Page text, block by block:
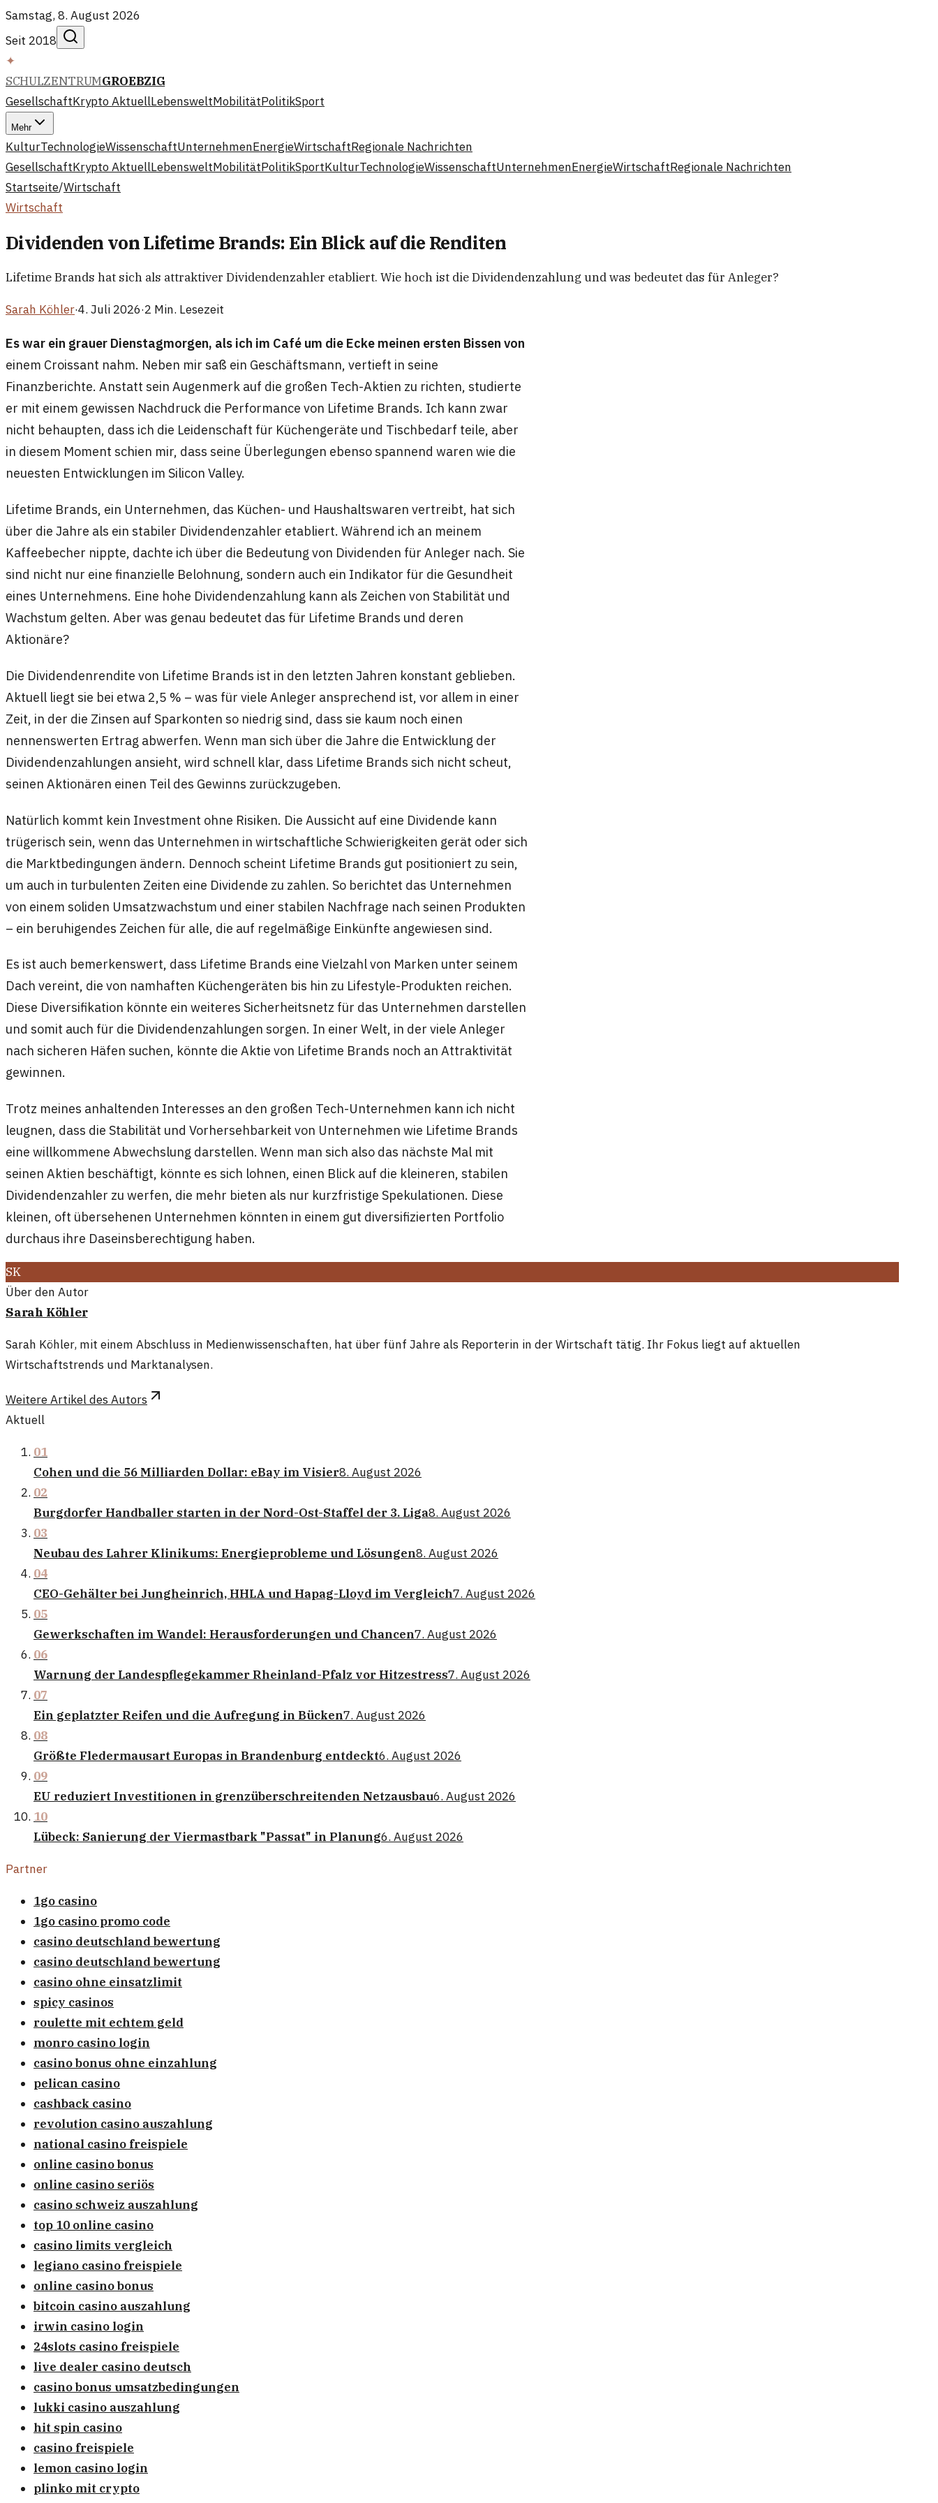
Samstag, 8. August 2026
Seit 2018
✦
SCHULZENTRUMGROEBZIG
GesellschaftKrypto AktuellLebensweltMobilitätPolitikSport
Mehr
KulturTechnologieWissenschaftUnternehmenEnergieWirtschaftRegionale Nachrichten
GesellschaftKrypto AktuellLebensweltMobilitätPolitikSportKulturTechnologieWissenschaftUnternehmenEnergieWirtschaftRegionale Nachrichten
Startseite/Wirtschaft
Wirtschaft
Dividenden von Lifetime Brands: Ein Blick auf die Renditen
Lifetime Brands hat sich als attraktiver Dividendenzahler etabliert. Wie hoch ist die Dividendenzahlung und was bedeutet das für Anleger?
Sarah Köhler·4. Juli 2026·2 Min. Lesezeit
Es war ein grauer Dienstagmorgen, als ich im Café um die Ecke meinen ersten Bissen von
einem Croissant nahm. Neben mir saß ein Geschäftsmann, vertieft in seine
Finanzberichte. Anstatt sein Augenmerk auf die großen Tech-Aktien zu richten, studierte
er mit einem gewissen Nachdruck die Performance von Lifetime Brands. Ich kann zwar
nicht behaupten, dass ich die Leidenschaft für Küchengeräte und Tischbedarf teile, aber
in diesem Moment schien mir, dass seine Überlegungen ebenso spannend waren wie die
neuesten Entwicklungen im Silicon Valley.
Lifetime Brands, ein Unternehmen, das Küchen- und Haushaltswaren vertreibt, hat sich
über die Jahre als ein stabiler Dividendenzahler etabliert. Während ich an meinem
Kaffeebecher nippte, dachte ich über die Bedeutung von Dividenden für Anleger nach. Sie
sind nicht nur eine finanzielle Belohnung, sondern auch ein Indikator für die Gesundheit
eines Unternehmens. Eine hohe Dividendenzahlung kann als Zeichen von Stabilität und
Wachstum gelten. Aber was genau bedeutet das für Lifetime Brands und deren
Aktionäre?
Die Dividendenrendite von Lifetime Brands ist in den letzten Jahren konstant geblieben.
Aktuell liegt sie bei etwa 2,5 % – was für viele Anleger ansprechend ist, vor allem in einer
Zeit, in der die Zinsen auf Sparkonten so niedrig sind, dass sie kaum noch einen
nennenswerten Ertrag abwerfen. Wenn man sich über die Jahre die Entwicklung der
Dividendenzahlungen ansieht, wird schnell klar, dass Lifetime Brands sich nicht scheut,
seinen Aktionären einen Teil des Gewinns zurückzugeben.
Natürlich kommt kein Investment ohne Risiken. Die Aussicht auf eine Dividende kann
trügerisch sein, wenn das Unternehmen in wirtschaftliche Schwierigkeiten gerät oder sich
die Marktbedingungen ändern. Dennoch scheint Lifetime Brands gut positioniert zu sein,
um auch in turbulenten Zeiten eine Dividende zu zahlen. So berichtet das Unternehmen
von einem soliden Umsatzwachstum und einer stabilen Nachfrage nach seinen Produkten
– ein beruhigendes Zeichen für alle, die auf regelmäßige Einkünfte angewiesen sind.
Es ist auch bemerkenswert, dass Lifetime Brands eine Vielzahl von Marken unter seinem
Dach vereint, die von namhaften Küchengeräten bis hin zu Lifestyle-Produkten reichen.
Diese Diversifikation könnte ein weiteres Sicherheitsnetz für das Unternehmen darstellen
und somit auch für die Dividendenzahlungen sorgen. In einer Welt, in der viele Anleger
nach sicheren Häfen suchen, könnte die Aktie von Lifetime Brands noch an Attraktivität
gewinnen.
Trotz meines anhaltenden Interesses an den großen Tech-Unternehmen kann ich nicht
leugnen, dass die Stabilität und Vorhersehbarkeit von Unternehmen wie Lifetime Brands
eine willkommene Abwechslung darstellen. Wenn man sich also das nächste Mal mit
seinen Aktien beschäftigt, könnte es sich lohnen, einen Blick auf die kleineren, stabilen
Dividendenzahler zu werfen, die mehr bieten als nur kurzfristige Spekulationen. Diese
kleinen, oft übersehenen Unternehmen könnten in einem gut diversifizierten Portfolio
durchaus ihre Daseinsberechtigung haben.
SK
Über den Autor
Sarah Köhler
Sarah Köhler, mit einem Abschluss in Medienwissenschaften, hat über fünf Jahre als Reporterin in der Wirtschaft tätig. Ihr Fokus liegt auf aktuellen
Wirtschaftstrends und Marktanalysen.
Weitere Artikel des Autors
Aktuell
01
Cohen und die 56 Milliarden Dollar: eBay im Visier8. August 2026
02
Burgdorfer Handballer starten in der Nord-Ost-Staffel der 3. Liga8. August 2026
03
Neubau des Lahrer Klinikums: Energieprobleme und Lösungen8. August 2026
04
CEO-Gehälter bei Jungheinrich, HHLA und Hapag-Lloyd im Vergleich7. August 2026
05
Gewerkschaften im Wandel: Herausforderungen und Chancen7. August 2026
06
Warnung der Landespflegekammer Rheinland-Pfalz vor Hitzestress7. August 2026
07
Ein geplatzter Reifen und die Aufregung in Bücken7. August 2026
08
Größte Fledermausart Europas in Brandenburg entdeckt6. August 2026
09
EU reduziert Investitionen in grenzüberschreitenden Netzausbau6. August 2026
10
Lübeck: Sanierung der Viermastbark "Passat" in Planung6. August 2026
Partner
1go casino
1go casino promo code
casino deutschland bewertung
casino deutschland bewertung
casino ohne einsatzlimit
spicy casinos
roulette mit echtem geld
monro casino login
casino bonus ohne einzahlung
pelican casino
cashback casino
revolution casino auszahlung
national casino freispiele
online casino bonus
online casino seriös
casino schweiz auszahlung
top 10 online casino
casino limits vergleich
legiano casino freispiele
online casino bonus
bitcoin casino auszahlung
irwin casino login
24slots casino freispiele
live dealer casino deutsch
casino bonus umsatzbedingungen
lukki casino auszahlung
hit spin casino
casino freispiele
lemon casino login
plinko mit crypto